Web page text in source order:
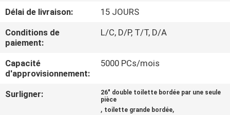
CONTACTEZ-
NOUS
NOUVELLES
CAS
Délai de livraison:
15 JOURS
Conditions de
paiement:
L/C, D/P, T/T, D/A
Capacité
d'approvisionnement:
5000 PCs/mois
Surligner:
26" double toilette bordée par une seule
pièce
, toilette grande bordée,